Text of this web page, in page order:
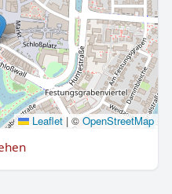
Leaflet |© OpenStreetMap